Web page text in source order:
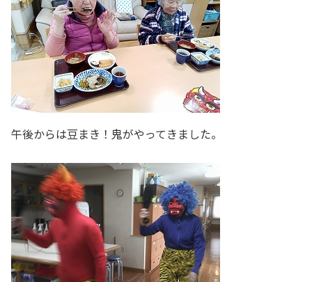
午後からは豆まき！鬼がやってきました。